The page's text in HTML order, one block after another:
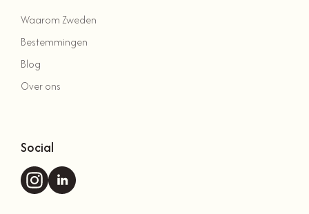
Waarom Zweden
Bestemmingen
Blog
Over ons
Social